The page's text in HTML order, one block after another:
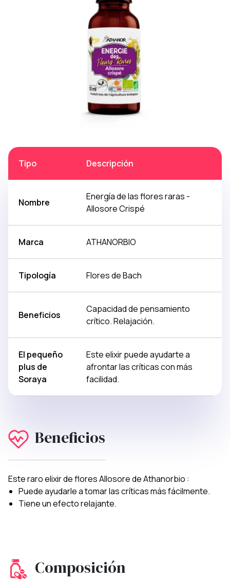
Tipo Descripción
Nombre
Energía de las flores raras -
Allosore Crispé
Marca ATHANORBIO
Tipología Flores de Bach
Beneficios
Capacidad de pensamiento
crítico. Relajación.
El pequeño
plus de
Soraya
Este elixir puede ayudarte a
afrontar las críticas con más
facilidad.
Beneficios
Este raro elixir de flores Allosore de Athanorbio :
Puede ayudarle a tomar las críticas más fácilmente.
Tiene un efecto relajante.
Composición